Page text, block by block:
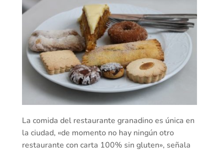
La comida del restaurante granadino es única en
la ciudad, «de momento no hay ningún otro
restaurante con carta 100% sin gluten», señala